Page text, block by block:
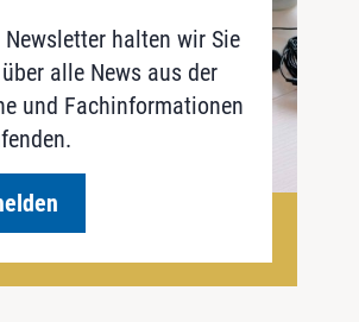
halten wir Sie
alle News aus der
und Fachinformationen